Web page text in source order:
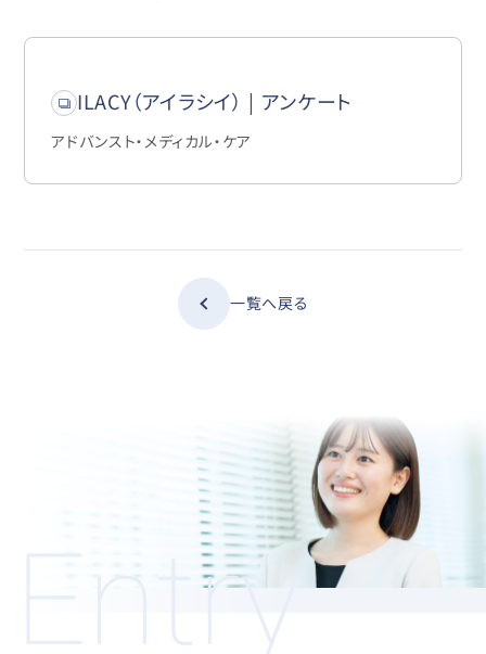
ILACY（アイラシイ） | アンケート
アドバンスト・メディカル・ケア
一覧へ戻る